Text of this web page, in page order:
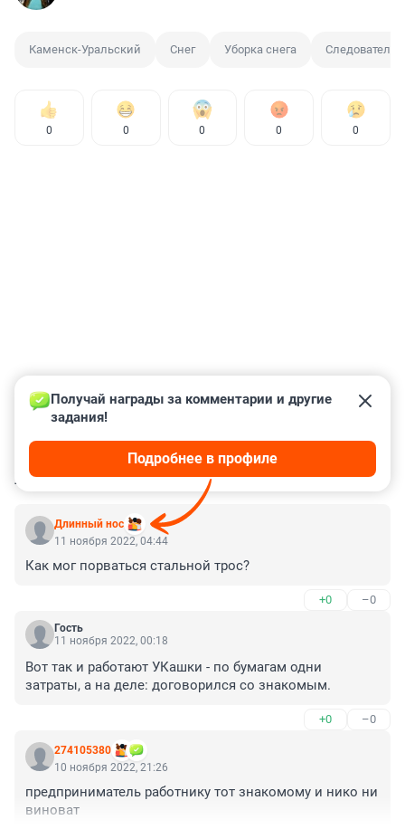
Каменск-Уральский Снег Уборка снега Следователь
0 0 0 0 0
КОММЕНТАРИИ 39
Длинный нос
Получай награды за комментарии и другие
задания!
Подробнее в профиле
11 ноября 2022, 04:44
Как мог порваться стальной трос?
+0 –0
Гость
11 ноября 2022, 00:18
Вот так и работают УКашки - по бумагам одни
затраты, а на деле: договорился со знакомым.
+0 –0
274105380
10 ноября 2022, 21:26
предприниматель работнику тот знакомому и нико ни
виноват